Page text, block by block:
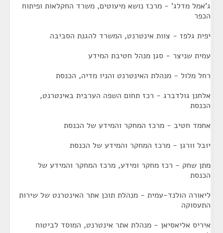
ג'אמל מדלג' - מרכז נושא מיעוטים, משרד החקלאות ופיתוח
הכפר
יפית גלפז - צוות אינטרנט, המשרד להגנת הסביבה
עמית שניצר - סגן מנהל חטיבת המידע
רחל מלול - מנהלת האינטרנט והניו מדיה, הכנסת
אלחנן גולדברג - רכז תחום השפה הערבית באינטרנט,
הכנסת
אחמד חטיב - מרכז המחקר והמידע של הכנסת
יובל וורגן - מרכז המחקר והמידע של הכנסת
מתן שחק - רכז מחקר ומידע, מרכז המחקר והמידע של
הכנסת
ליאורה הולנד-עמית - מנהלת תוכן אתר האינטרנט של שירות
התעסוקה
איריס אליאסיאן - מנהלת אתר אינטרנט, המוסד לביטוח